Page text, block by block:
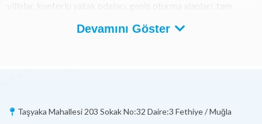
donatılmıştır. Isıtmalı havuzlu villa kiralama seçeneği, aile
dinlendirici bir tatil deneyimi arayanlar için rahatlık ve lüksü
Devamını Göster
Taşyaka Mahallesi 203 Sokak No:32 Daire:3 Fethiye / Muğla